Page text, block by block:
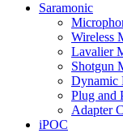
Saramonic
Wireless
Lavalier
Shotgun
Dynamic
Plug and
Adapter
iPOC